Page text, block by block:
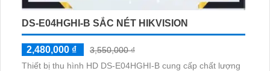
DS-E04HGHI-B SẮC NÉT HIKVISION
2,480,000 ₫
3,550,000 ₫
Thiết bị thu hình HD DS-E04HGHI-B cung cấp chất lượng